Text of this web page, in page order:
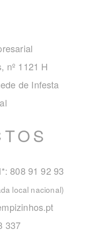
nº 1121 H
de Infesta
808 91 92 93
local nacional)
337